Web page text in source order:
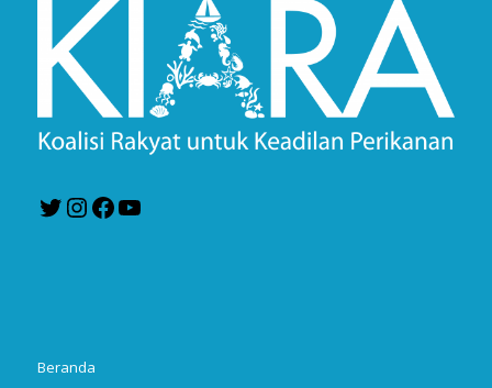
TwitterInstagram
Facebook
Beranda